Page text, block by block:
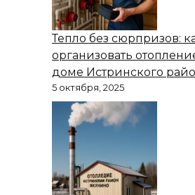
Тепло без сюрпризов:
организовать
доме Истринского
5 октября, 2025